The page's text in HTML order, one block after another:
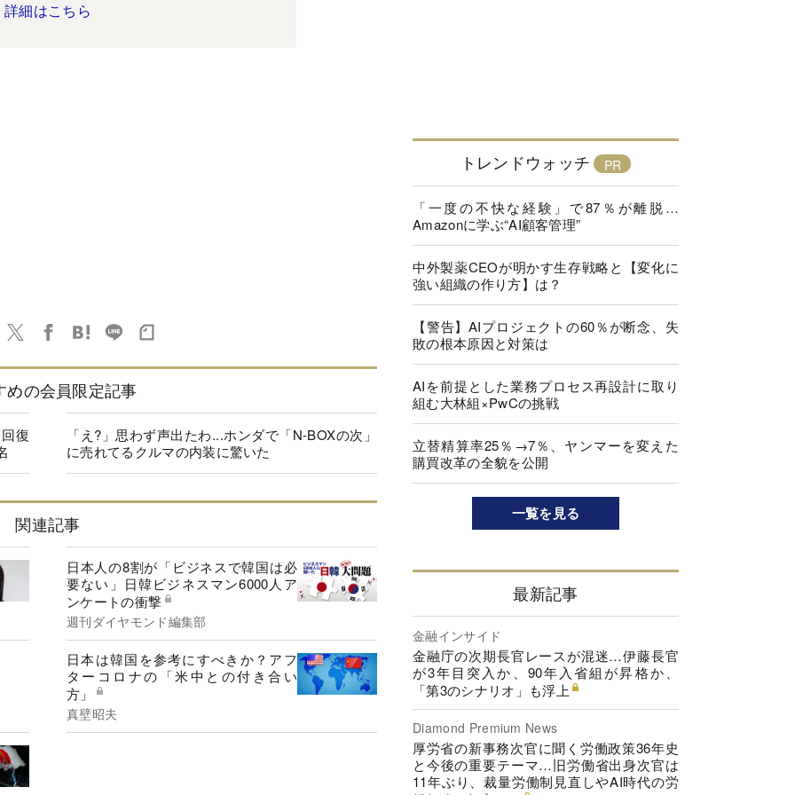
詳細はこちら
めの会員限定記事
復
「え?」思わず声出たわ...ホンダで「N-BOXの次」
に売れてるクルマの内装に驚いた
関連記事
日本人の8割が「ビジネスで韓国は必
要ない」日韓ビジネスマン6000人ア
ンケートの衝撃
週刊ダイヤモンド編集部
日本は韓国を参考にすべきか？アフ
ターコロナの「米中との付き合い
方」
真壁昭夫
トレンドウォッチ
「一度の不快な経験」で87％が離脱…
Amazonに学ぶ“AI顧客管理”
中外製薬CEOが明かす生存戦略と【変化に
強い組織の作り方】は？
【警告】AIプロジェクトの60％が断念、失
敗の根本原因と対策は
AIを前提とした業務プロセス再設計に取り
組む大林組×PwCの挑戦
立替精算率25％→7％、ヤンマーを変えた
購買改革の全貌を公開
一覧を見る
最新記事
金融インサイド
金融庁の次期長官レースが混迷…伊藤長官
が3年目突入か、90年入省組が昇格か、
「第3のシナリオ」も浮上
Diamond Premium News
厚労省の新事務次官に聞く労働政策36年史
と今後の重要テーマ…旧労働省出身次官は
11年ぶり、裁量労働制見直しやAI時代の労